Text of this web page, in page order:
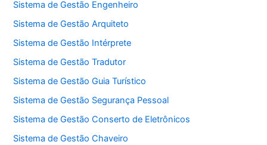
Sistema de Gestão Engenheiro
Sistema de Gestão Arquiteto
Sistema de Gestão Intérprete
Sistema de Gestão Tradutor
Sistema de Gestão Guia Turístico
Sistema de Gestão Segurança Pessoal
Sistema de Gestão Conserto de Eletrônicos
Sistema de Gestão Chaveiro